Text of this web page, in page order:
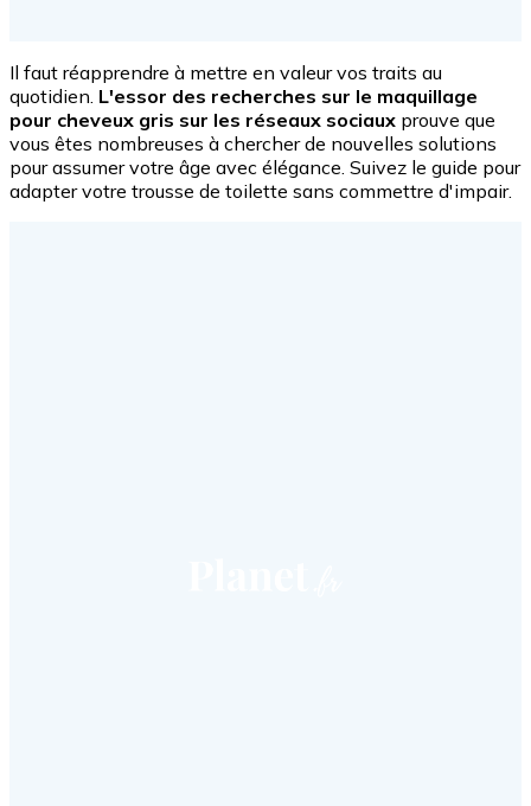
Il faut réapprendre à mettre en valeur vos traits au
quotidien. L'essor des recherches sur le maquillage
pour cheveux gris sur les réseaux sociaux prouve que
vous êtes nombreuses à chercher de nouvelles solutions
pour assumer votre âge avec élégance. Suivez le guide pour
adapter votre trousse de toilette sans commettre d'impair.